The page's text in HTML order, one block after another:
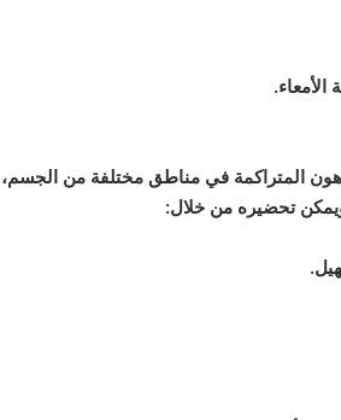
الأمعاء.
المتراكمة في مناطق مختلفة من الجسم،
تحضيره من خلال: